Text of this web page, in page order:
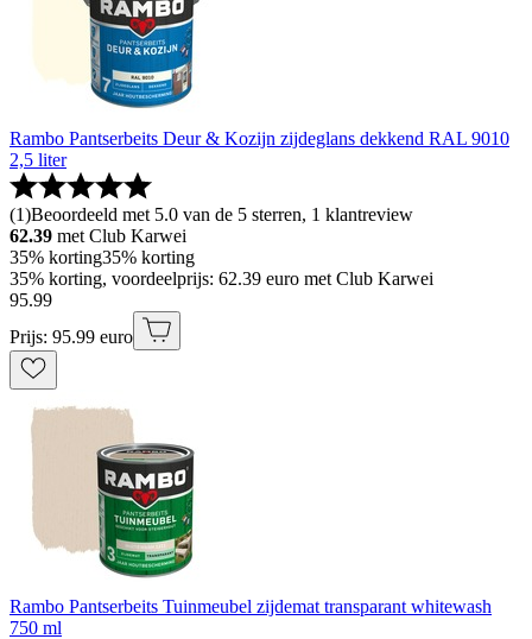
Rambo Pantserbeits Deur & Kozijn zijdeglans dekkend RAL 9010
2,5 liter
(1)Beoordeeld met 5.0 van de 5 sterren, 1 klantreview
62.39 met Club Karwei
35% korting35% korting
35% korting, voordeelprijs: 62.39 euro met Club Karwei
95.99
Prijs: 95.99 euro
Rambo Pantserbeits Tuinmeubel zijdemat transparant whitewash
750 ml